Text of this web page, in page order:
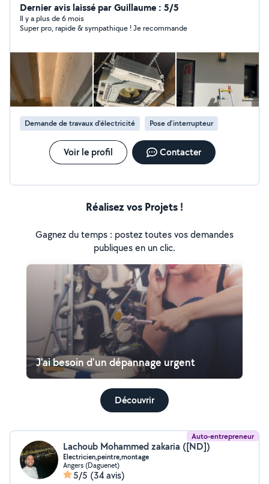
maintenance électrique. Titulaire d'un CAP Électricité,
j'ai su mettre en œuvre mes connaissances au fil des
années sur divers chantiers, en respectant les normes
vos besoins.
Dernier avis laissé par Guillaume : 5/5
Il y a plus de 6 mois
Super pro, rapide & sympathique ! Je recommande
Demande de travaux d’électricité Pose d'interrupteur
Voir le profil Contacter
Réalisez vos Projets !
Gagnez du temps : postez toutes vos demandes
publiques en un clic.
J'ai besoin d'un dépannage urgent
Découvrir
Auto-entrepreneur
Lachoub Mohammed zakaria ([ND])
Electricien,peintre,montage
Angers (Daguenet)
5/5 (34 avis)